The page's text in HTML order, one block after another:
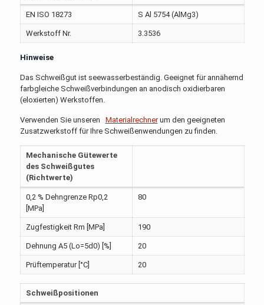
EN ISO 18273 S Al 5754 (AlMg3)
Werkstoff Nr. 3.3536
Hinweise
Das Schweißgut ist seewasserbeständig. Geeignet für annähernd
farbgleiche Schweißverbindungen an anodisch oxidierbaren
(eloxierten) Werkstoffen.
Verwenden Sie unseren Materialrechnerum den geeigneten
Zusatzwerkstoff für Ihre Schweißenwendungen zu finden.
Mechanische Gütewerte
des Schweißgutes
(Richtwerte)
0,2 % Dehngrenze Rp0,2
[MPa]
80
Zugfestigkeit Rm [MPa] 190
Dehnung A5 (Lo=5d0) [%] 20
Prüftemperatur [°C] 20
Schweißpositionen